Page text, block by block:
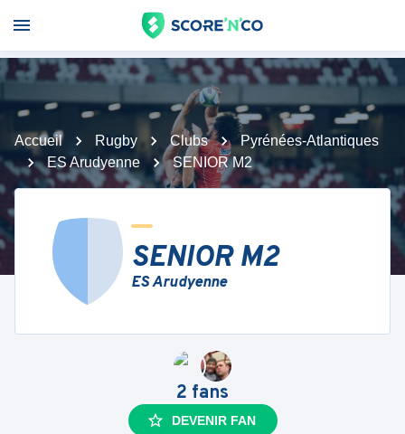
Accueil Rugby Clubs
Pyrénées-Atlantiques
ES Arudyenne
SENIOR M2
SENIOR M2
ES Arudyenne
2 fans
DEVENIR FAN